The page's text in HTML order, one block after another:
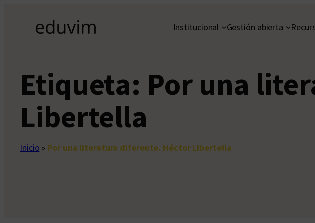
contenido
Institucional Gestión abierta
Etiqueta: Por una
Libertella
Inicio » Por una literatura diferente. Héctor Libertella